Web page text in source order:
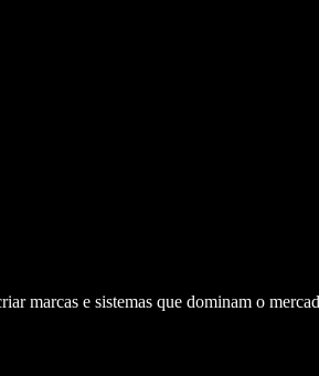
marcas e sistemas que dominam o